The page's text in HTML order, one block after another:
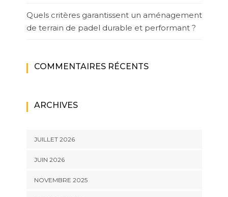
Quels critères garantissent un aménagement
de terrain de padel durable et performant ?
COMMENTAIRES RÉCENTS
ARCHIVES
JUILLET 2026
JUIN 2026
NOVEMBRE 2025